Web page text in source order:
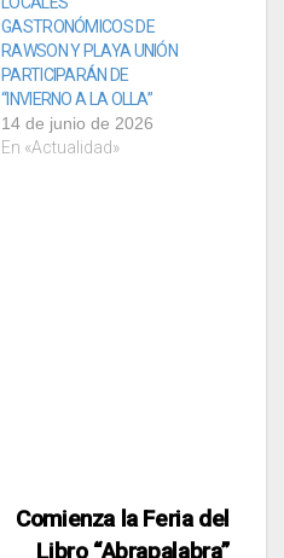
GASTRONÓMICOS DE
RAWSON Y PLAYA UNIÓN
PARTICIPARÁN DE
“INVIERNO A LA OLLA”
14 de junio de 2026
En «Actualidad»
Comienza la Feria del
Libro “Abrapalabra”